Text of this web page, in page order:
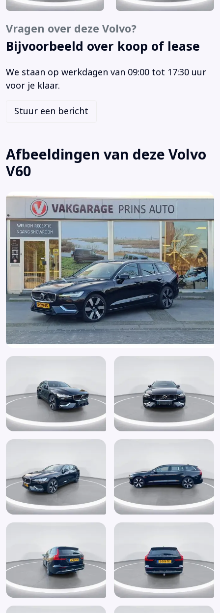
Uitwijk assistent
Verwarmbare achterbank (752)
Voorstoelen verwarmd en elektrische lendesteunen
Achterbank met armsteun en skiluik
Achterruitverwarming
Airbag(s) hoofd achter
Airbag(s) side voor
Airbag bestuurder
Alarm klasse 1(startblokkering)
Aluminium interieur afwerking
Anti Blokkeer Systeem
Anti doorSlip Regeling
Armsteun voor
Audio installatie
Bagage-scheidingsnet
Bandenspanningscontrolesysteem
Binnenspiegel automatisch dimmend
Bluetooth
Boordcomputer
Buitenspiegel(s) automatisch dimmend
Buitenspiegels elektrisch inklapbaar
Buitenspiegels elektrisch verstel- en verwarmbaar
Buitenspiegels in andere kleur
Centrale vergrendeling met afstandsbediening
Connected services
DAB
Dakrails
Dimlichten automatisch
Draadloos telefoon opladen (918)
Draadloze telefoonlader
Electrisch bedienbare bestuurdersstoel (047)
Elektrisch bedienbare achterklep met sensorsturing
Elektrische ramen voor en achter
Elektrisch verstelb. bestuurdersstoel met geheugen
Elektrisch verstelb. passagiersstoel met geheugen
Vragen over deze Volvo?
Bijvoorbeeld over koop of lease
We staan op werkdagen van 09:00 tot 17:30 uur
voor je klaar.
Stuur een bericht
Afbeeldingen van deze Volvo
V60